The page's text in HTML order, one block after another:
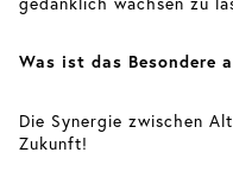
Was ist das Besondere
Die Synergie zwischen
Zukunft!